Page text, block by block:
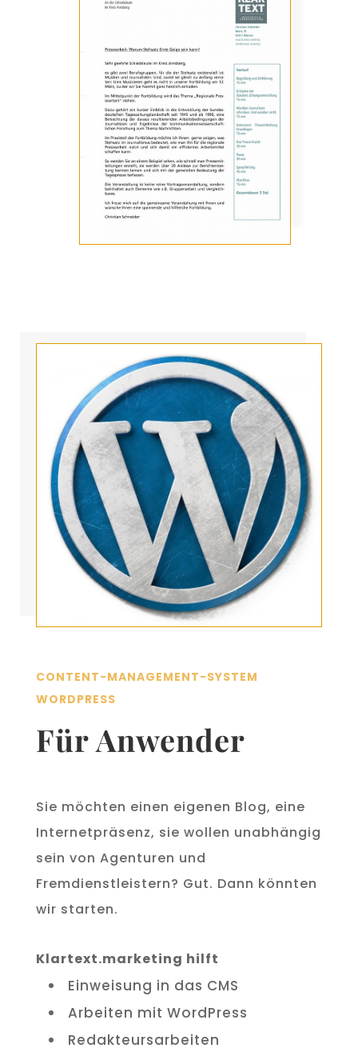
CONTENT-MANAGEMENT-SYSTEM
WORDPRESS
Für Anwender
Sie möchten einen eigenen Blog, eine
Internetpräsenz, sie wollen unabhängig
sein von Agenturen und
Fremdienstleistern? Gut. Dann könnten
wir starten.
Klartext.marketing hilft
Einweisung in das CMS
Arbeiten mit WordPress
Redakteursarbeiten